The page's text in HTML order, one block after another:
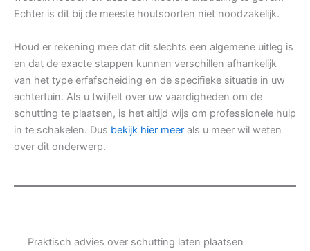
Echter is dit bij de meeste houtsoorten niet noodzakelijk.
Houd er rekening mee dat dit slechts een algemene uitleg is
en dat de exacte stappen kunnen verschillen afhankelijk
van het type erfafscheiding en de specifieke situatie in uw
achtertuin. Als u twijfelt over uw vaardigheden om de
schutting te plaatsen, is het altijd wijs om professionele hulp
in te schakelen. Dus bekijk hier meer als u meer wil weten
over dit onderwerp.
Praktisch advies over schutting laten plaatsen